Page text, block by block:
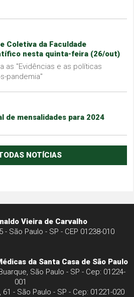
Coletiva da Faculdade
nesta quinta-feira (26/out)
as "Evidências e as políticas
pandemia"
de mensalidades para 2024
NOTÍCIAS
Vieira de Carvalho
- São Paulo - SP - CEP 01238-010
da Santa Casa de São Paulo
São Paulo - SP - Cep: 01224-
001
- São Paulo - SP - Cep: 01221-020